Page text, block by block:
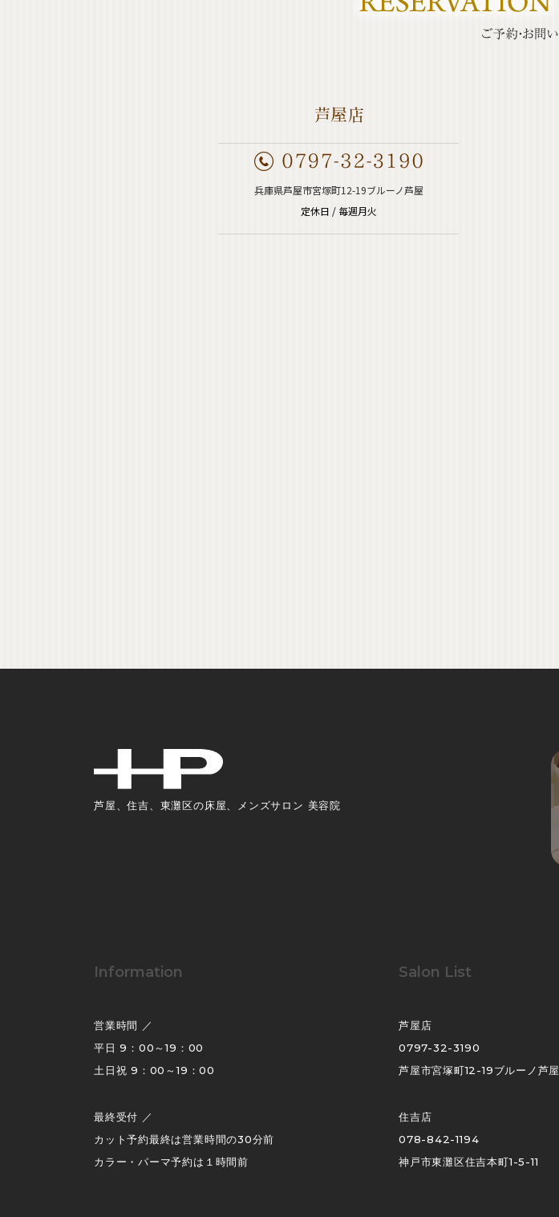
兵庫県芦屋市宮塚町12-19ブルーノ芦屋
定休日 / 毎週月火
芦屋、住吉、東灘区の床屋、メンズサロン 美容院
Information
営業時間 ／
平日 9：00～19：00
土日祝 9：00～19：00
最終受付 ／
カット予約最終は営業時間の30分前
カラー・パーマ予約は１時間前
Salon List
芦屋店
0797-32-3190
芦屋市宮塚町12-19ブルーノ芦屋
住吉店
078-842-1194
神戸市東灘区住吉本町1-5-11